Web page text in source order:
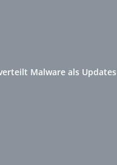
Malware als